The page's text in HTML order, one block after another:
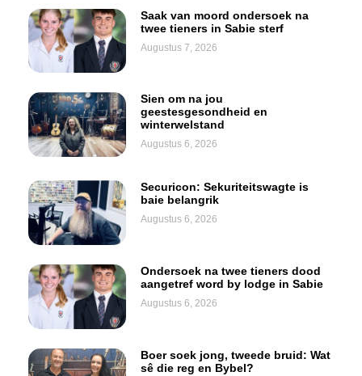
Saak van moord ondersoek na
twee tieners in Sabie sterf
Augustus 7, 2026
Sien om na jou
geestesgesondheid en
winterwelstand
Augustus 6, 2026
Securicon: Sekuriteitswagte is
baie belangrik
Augustus 6, 2026
Ondersoek na twee tieners dood
aangetref word by lodge in Sabie
Augustus 6, 2026
Boer soek jong, tweede bruid: Wat
sê die reg en Bybel?